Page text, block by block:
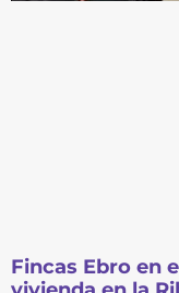
Fincas Ebro en